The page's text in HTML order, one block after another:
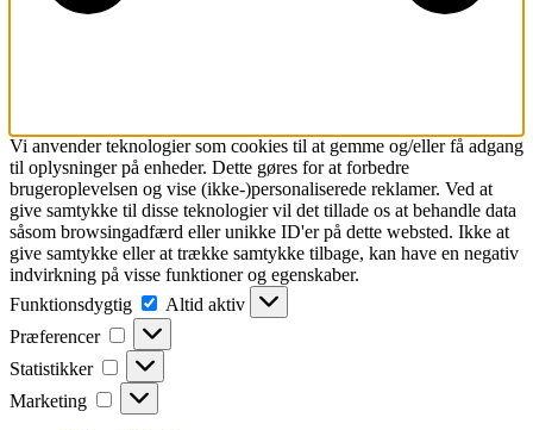
Vi anvender teknologier som cookies til at gemme og/eller få adgang
til oplysninger på enheder. Dette gøres for at forbedre
brugeroplevelsen og vise (ikke-)personaliserede reklamer. Ved at
give samtykke til disse teknologier vil det tillade os at behandle data
såsom browsingadfærd eller unikke ID'er på dette websted. Ikke at
give samtykke eller at trække samtykke tilbage, kan have en negativ
indvirkning på visse funktioner og egenskaber.
Funktionsdygtig
Funktionsdygtig
Altid aktiv
Præferencer
Præferencer
Statistikker Statistikker
Marketing Marketing